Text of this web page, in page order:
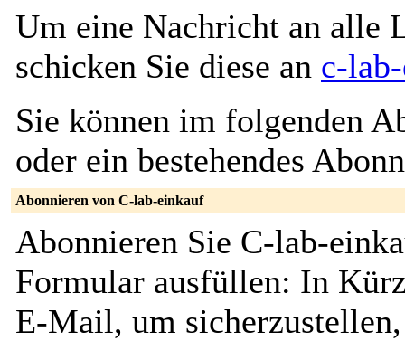
Um eine Nachricht an alle
schicken Sie diese an c-
Sie können im folgenden
oder ein bestehendes
Abonnieren von C-lab-einkauf
Abonnieren Sie C-lab-
Formular ausfüllen: In
E-Mail, um